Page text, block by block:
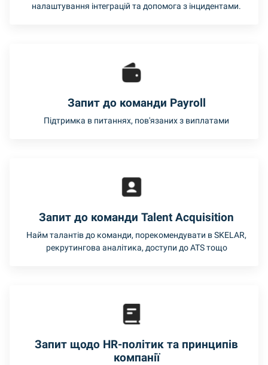
налаштування інтеграцій та допомога з інцидентами.
Запит до команди Payroll
Підтримка в питаннях, пов'язаних з виплатами
Запит до команди Talent Acquisition
Найм талантів до команди, порекомендувати в SKELAR,
рекрутингова аналітика, доступи до ATS тощо
Запит щодо HR-політик та принципів
компанії